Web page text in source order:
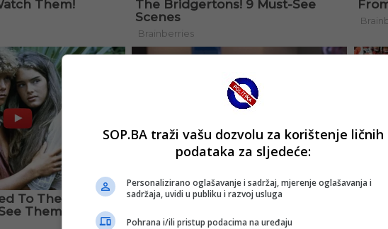
SOP.BA traži vašu dozvolu za korištenje ličnih
podataka za sljedeće:
Personalizirano oglašavanje i sadržaj, mjerenje oglašavanja i
sadržaja, uvidi u publiku i razvoj usluga
Pohrana i/ili pristup podacima na uređaju